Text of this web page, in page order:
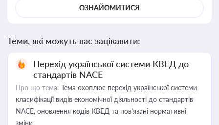
ОЗНАЙОМИТИСЯ
Теми, які можуть вас зацікавити:
Перехід української системи КВЕД до
стандартів NACE
Про що тема: Тема охоплює перехід української системи
класифікації видів економічної діяльності до стандартів
NACE, оновлення кодів КВЕД та пов'язані нормативні
зміни